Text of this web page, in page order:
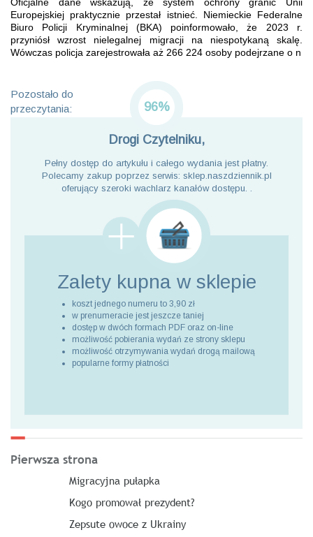
Europejskiej praktycznie przestał istnieć. Niemieckie Federalne
Biuro Policji Kryminalnej (BKA) poinformowało, że 2023 r.
przyniósł wzrost nielegalnej migracji na niespotykaną skalę.
Wówczas policja zarejestrowała aż 266 224 osoby podejrzane o n
Pozostało do
przeczytania:
96%
Drogi Czytelniku,
Pełny dostęp do artykułu i całego wydania jest płatny.
Polecamy zakup poprzez serwis: sklep.naszdziennik.pl
oferujący szeroki wachlarz kanałów dostępu. .
Zalety kupna w sklepie
koszt jednego numeru to 3,90 zł
w prenumeracie jest jeszcze taniej
dostęp w dwóch formach PDF oraz on-line
możliwość pobierania wydań ze strony sklepu
możliwość otrzymywania wydań drogą mailową
popularne formy płatności
Pierwsza strona
Migracyjna pułapka
Kogo promował prezydent?
Zepsute owoce z Ukrainy